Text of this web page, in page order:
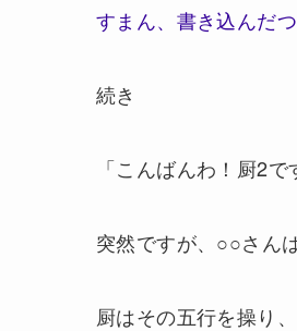
すまん、書き込んだつ
続き
「こんばんわ！厨2で
突然ですが、○○さん
厨はその五行を操り